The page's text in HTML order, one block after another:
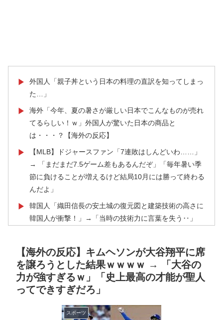
▶
外国人「親子丼という日本の料理の直訳を知ってしまっ
た…」
▶
海外「今年、夏の暑さが厳しい日本でこんなものが売れ
てるらしい！ｗ」外国人が驚いた日本の商品と
は・・・？【海外の反応】
▶
【MLB】ドジャースファン「7連敗はしんどいわ……」
→ 「まだまだ7.5ゲーム差もあるんだぞ」「毎年暑い季
節に負けることが増えるけど結局10月には勝って終わる
んだよ」
▶
韓国人「織田信長の安土城の復元図と建築技術の高さに
韓国人が衝撃！」→「当時の技術力に言葉を失う‥」
というけど、実際の現地の様子がこちら・・・」
▶ 焦げだらけの業務用鉄板が水と蒸気で鏡のようにピカピ
カに「味が全部流れていく！」【海外の反応】
▶ 海外「いいパンチだった」超大物YouYuberが伝説のボ
クサーマイク・タイソンにパンチを食らうｗｗ
【海外の反応】キムヘソンが大谷翔平に席
を譲ろうとした結果ｗｗｗｗ → 「大谷の
力が強すぎるｗ」「史上最高の才能が聖人
ってできすぎだろ」
スポーツ